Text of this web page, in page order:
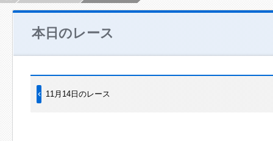
本日のレース
11月14日のレース